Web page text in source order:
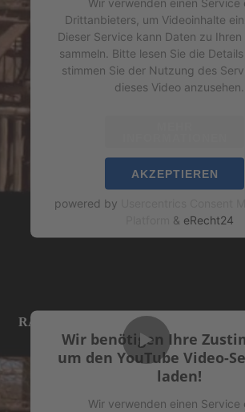
Drittanbieters, um Videoinhalte
Dieser Service kann Daten zu
sammeln. Bitte lesen Sie die
stimmen Sie der Nutzung des
dieses Video anzusehen.
AKZEPTIEREN
powered by
& eRecht24
Wir benötigen Ihre
um den YouTube Video-
laden!
Wir verwenden einen Service
RALF MOELLER